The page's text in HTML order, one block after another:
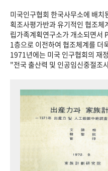
미국인구협회 한국사무소에 배
획조사평가반과 유기적인 협조
립가족계획연구소가 개소되면서
1층으로 이전하여 협조체계를 더
1971년에는 미국 인구협회의 재
"전국 출산력 및 인공임신중절조